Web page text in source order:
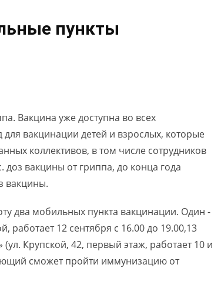
пункты
Вакцина уже доступна во всех
вакцинации детей и взрослых, которые
коллективов, в том числе сотрудников
вакцины от гриппа, до конца года
вакцины.
два мобильных пункта вакцинации. Один -
12 сентября с 16.00 до 19.00,13
Крупской, 42, первый этаж, работает 10 и
сможет пройти иммунизацию от